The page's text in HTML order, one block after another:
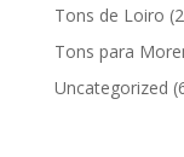
Tons de Loiro
Tons para
Uncategorized